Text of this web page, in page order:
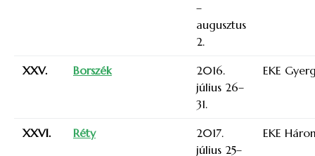
–
augusztus
2.
XXV. Borszék
2016.
július 26–
31.
EKE
XXVI. Réty
2017.
július 25–
EKE